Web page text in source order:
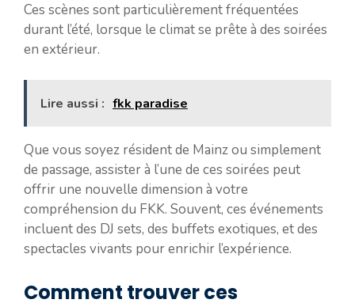
Ces scènes sont particulièrement fréquentées
durant l’été, lorsque le climat se prête à des soirées
en extérieur.
Lire aussi : fkk paradise
Que vous soyez résident de Mainz ou simplement
de passage, assister à l’une de ces soirées peut
offrir une nouvelle dimension à votre
compréhension du FKK. Souvent, ces événements
incluent des DJ sets, des buffets exotiques, et des
spectacles vivants pour enrichir l’expérience.
Comment trouver ces